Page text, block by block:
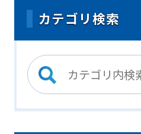
カテゴリ検索